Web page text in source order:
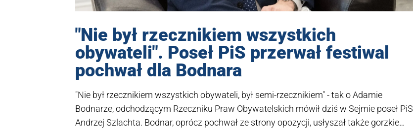
"Nie był rzecznikiem wszystkich
obywateli". Poseł PiS przerwał festiwal
pochwał dla Bodnara
"Nie był rzecznikiem wszystkich obywateli, był semi-rzecznikiem" - tak o Adamie
Bodnarze, odchodzącym Rzeczniku Praw Obywatelskich mówił dziś w Sejmie poseł PiS
Andrzej Szlachta. Bodnar, oprócz pochwał ze strony opozycji, usłyszał także gorzkie